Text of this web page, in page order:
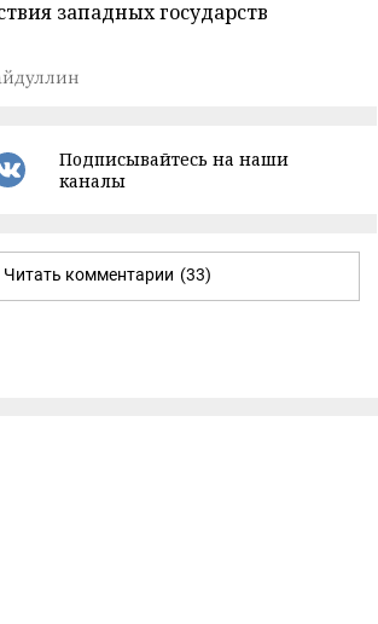
западных государств
Подписывайтесь на наши
каналы
Читать комментарии (33)